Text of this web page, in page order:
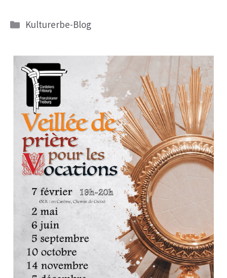
Kategorien
Kulturerbe-Blog